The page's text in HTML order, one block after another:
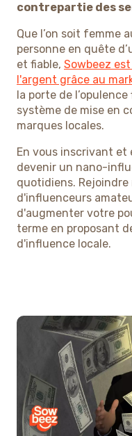
contrepartie des
Que l’on soit femme
personne en quête
et fiable, Sowbeez
l'argent grâce au
la porte de
système de mise en
marques locales.
En vous inscrivant et
devenir un nano-
quotidiens.
d'influenceurs
d'augmenter votre
terme en proposant
d'influence locale.